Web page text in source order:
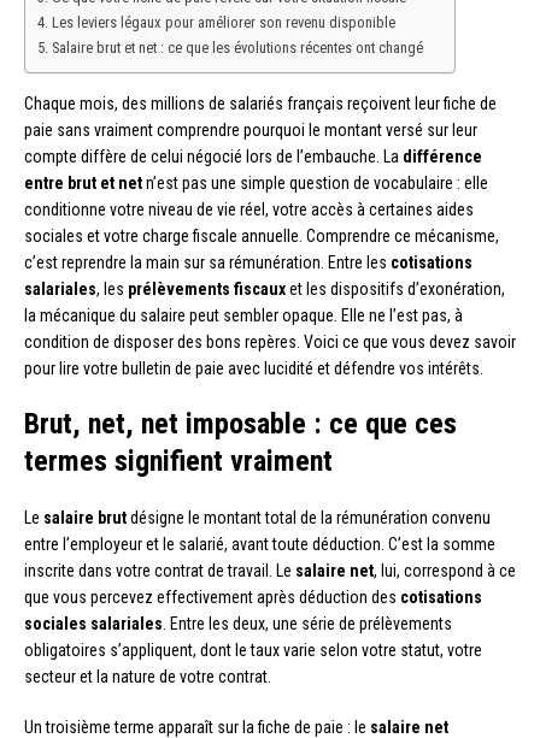
Les leviers légaux pour améliorer son revenu disponible
Salaire brut et net : ce que les évolutions récentes ont changé
Chaque mois, des millions de salariés français reçoivent leur fiche de
paie sans vraiment comprendre pourquoi le montant versé sur leur
compte diffère de celui négocié lors de l’embauche. La différence
entre brut et netn’est pas une simple question de vocabulaire : elle
conditionne votre niveau de vie réel, votre accès à certaines aides
sociales et votre charge fiscale annuelle. Comprendre ce mécanisme,
c’est reprendre la main sur sa rémunération. Entre les cotisations
salariales, les prélèvements fiscauxet les dispositifs d’exonération,
la mécanique du salaire peut sembler opaque. Elle ne l’est pas, à
condition de disposer des bons repères. Voici ce que vous devez savoir
pour lire votre bulletin de paie avec lucidité et défendre vos intérêts.
Brut, net, net imposable : ce que ces
termes signifient vraiment
Le salaire brutdésigne le montant total de la rémunération convenu
entre l’employeur et le salarié, avant toute déduction. C’est la somme
inscrite dans votre contrat de travail. Le salaire net, lui, correspond à ce
que vous percevez effectivement après déduction des cotisations
sociales salariales . Entre les deux, une série de prélèvements
obligatoires s’appliquent, dont le taux varie selon votre statut, votre
secteur et la nature de votre contrat.
Un troisième terme apparaît sur la fiche de paie : le salaire net